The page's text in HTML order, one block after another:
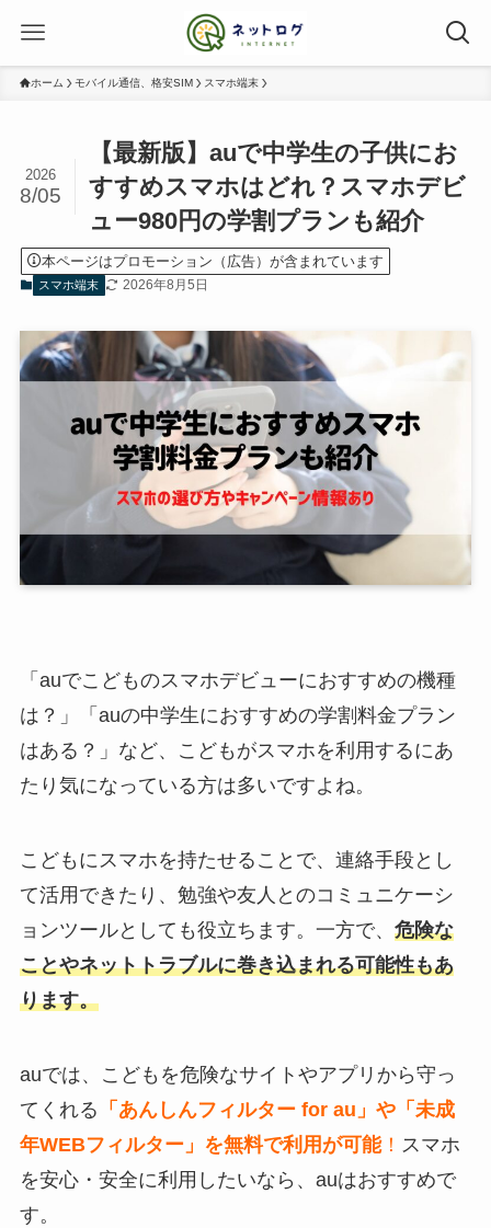
ホーム モバイル通信、格安SIM スマホ端末
【最新版】auで中学生の子供にお
すすめスマホはどれ？スマホデビ
ュー980円の学割プランも紹介
2026
8/05
本ページはプロモーション（広告）が含まれています
スマホ端末 2026年8月5日
「auでこどものスマホデビューにおすすめの機種
は？」「auの中学生におすすめの学割料金プラン
はある？」など、こどもがスマホを利用するにあ
たり気になっている方は多いですよね。
こどもにスマホを持たせることで、連絡手段とし
て活用できたり、勉強や友人とのコミュニケーシ
ョンツールとしても役立ちます。一方で、 危険な
ことやネットトラブルに巻き込まれる可能性もあ
ります。
auでは、こどもを危険なサイトやアプリから守っ
てくれる 「 あんしんフィルター for au 」や「 未成
年WEBフィルター」を無料で利用が可能！ スマホ
を安心・安全に利用したいなら、auはおすすめで
す。